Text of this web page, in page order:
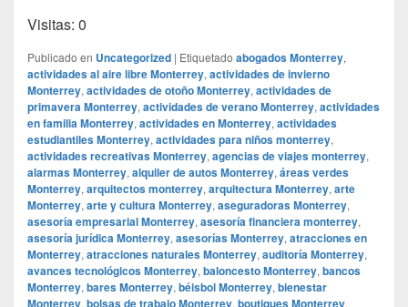
Visitas: 0
Publicado en Uncategorized | Etiquetado abogados Monterrey,
actividades al aire libre Monterrey, actividades de invierno
Monterrey, actividades de otoño Monterrey, actividades de
primavera Monterrey, actividades de verano Monterrey, actividades
en familia Monterrey, actividades en Monterrey, actividades
estudiantiles Monterrey, actividades para niños monterrey,
actividades recreativas Monterrey, agencias de viajes monterrey,
alarmas Monterrey, alquiler de autos Monterrey, áreas verdes
Monterrey, arquitectos monterrey, arquitectura Monterrey, arte
Monterrey, arte y cultura Monterrey, aseguradoras Monterrey,
asesoría empresarial Monterrey, asesoría financiera monterrey,
asesoría jurídica Monterrey, asesorías Monterrey, atracciones en
Monterrey, atracciones naturales Monterrey, auditoría Monterrey,
avances tecnológicos Monterrey, baloncesto Monterrey, bancos
Monterrey, bares Monterrey, béisbol Monterrey, bienestar
Monterrey, bolsas de trabajo Monterrey, boutiques Monterrey,